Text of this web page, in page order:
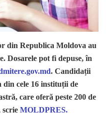
din Republica Moldova au
Dosarele pot fi depuse, în
. Candidații
din cele 16 instituții de
care oferă peste 200 de
scrie MOLDPRES.